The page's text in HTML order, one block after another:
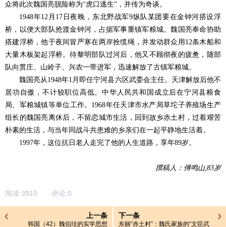
众将此次魏国亮脱险称为“虎口逃生”，并传为奇谈。
1948年12月17日夜晚，东北野战军9纵队某团要在金钟河搭设浮
桥，以便大部队抢渡金钟河，占据军事重镇军粮城。魏国亮奉命协助
搭建浮桥，他于夜间冒严寒在两岸拴缆绳，并发动群众用12条木船和
大量木板架起浮桥。待黎明部队过河后，他又不顾彻夜的疲惫，随部
队向贯庄、山岭子、兴农一带进军，迅速解放了古镇军粮城。
魏国亮从1948年1月即任宁河县六区武委会主任。天津解放后他不
居功自傲，不计较职位高低。中华人民共和国成立后在宁河县粮食
局、军粮城镇等单位工作。1968年任天津市水产局草坨子养殖场生产
组长的魏国亮离休后，不留恋城市生活，回到故乡赤土村，过着艰苦
朴素的生活，与当年同战斗共患难的乡亲们在一起平静地生活着。
1997年，这位抗日老人走完了他的人生道路，享年89岁。
撰稿人：傅鸣山,83岁
阅读:3910 评论:0
上一条
韩国（42）魏伯珪的实学思想
下一条
东丽“赤土村”：魏氏家族的“文臣武